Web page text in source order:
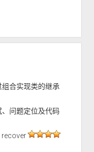
合实现类的继承
问题定位及代码
recover